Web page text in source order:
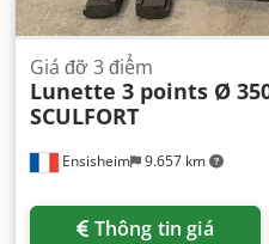
Ensisheim 9.657 km
Giá đỡ 3 điểm
Lunette 3 points Ø
SCULFORT
Thông tin giá